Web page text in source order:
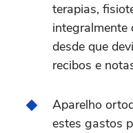
terapias,
integralmente
desde que
recibos e
Aparelho
estes gastos